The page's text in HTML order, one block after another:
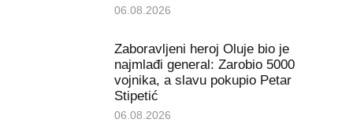
06.08.2026
Zaboravljeni heroj Oluje bio je
najmlađi general: Zarobio 5000
vojnika, a slavu pokupio Petar
Stipetić
06.08.2026